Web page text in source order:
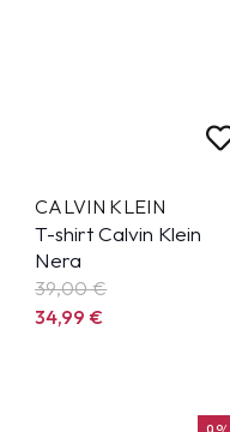
CALVIN KLEIN
T-shirt Calvin Klein
Nera
39,00 €
34,99€